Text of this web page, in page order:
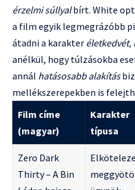
érzelmi súllyalbírt. White
a film egyik legmegrázóbb
átadni a karakter életkedvét,
anélkül, hogy túlzásokba
annál hatásosabb alakítás
mellékszerepekben is
Film címe
(magyar)
Karakter
típusa
Zero Dark
Thirty – A Bin